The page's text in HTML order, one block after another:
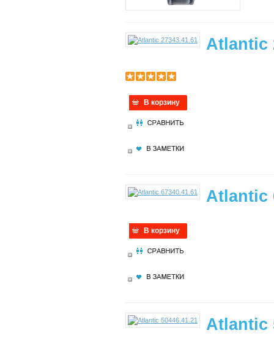
Atlantic
В корзину
Atlantic
В корзину
Atlantic